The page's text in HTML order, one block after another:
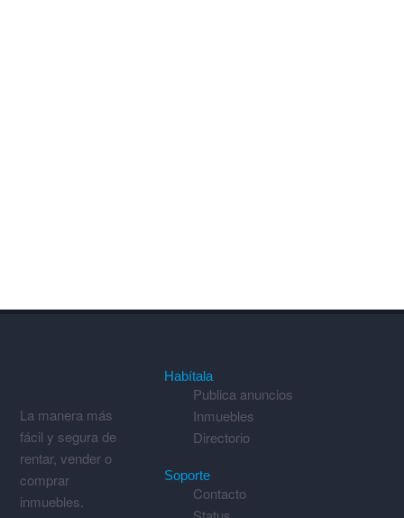
La manera más
fácil y segura de
rentar, vender o
comprar
inmuebles.
Habítala
Publica anuncios
Inmuebles
Directorio
Soporte
Contacto